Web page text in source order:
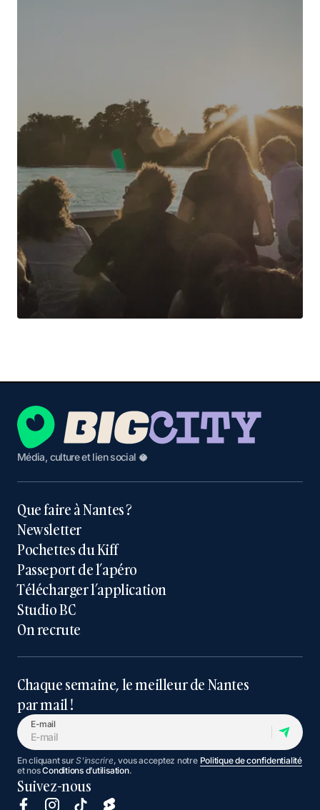
Média, culture et lien social 🥥
Que faire à Nantes ?
Newsletter
Pochettes du Kiff
Passeport de l’apéro
Télécharger l’application
Studio BC
On recrute
Chaque semaine, le meilleur de Nantes
par mail !
E-mail
En cliquant surS'inscrire, vous acceptez notre Politique de confidentialité
et nosConditions d’utilisation.
Suivez-nous